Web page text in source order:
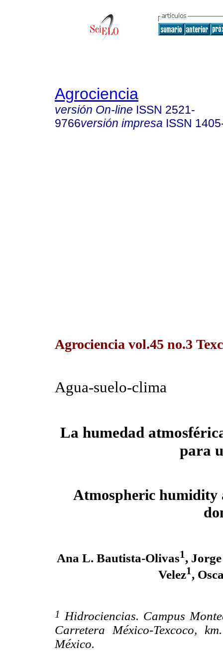
Agrociencia
versión On-line ISSN 2521-
9766versión impresa ISSN
Agrociencia vol.45 no.3
Agua-suelo-clima
La humedad
para
Atmospheric humidity
Ana L. Bautista-Olivas1 ,
Velez1,
1 Hidrociencias. Campus
Carretera México-Texcoco,
México.